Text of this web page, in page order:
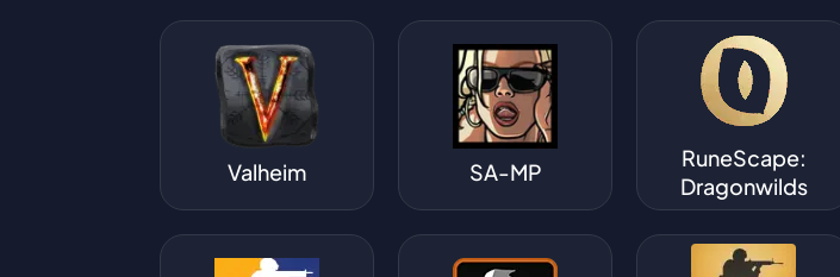
Valheim SA-MP
RuneScape:
Dragonwilds